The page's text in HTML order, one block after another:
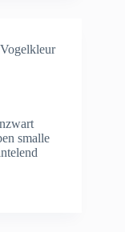
Vogelkleur
smalle